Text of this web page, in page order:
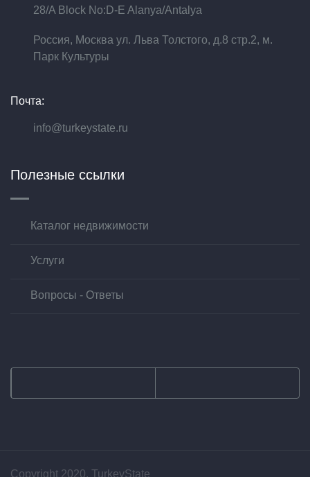
28/A Block No:D-E Alanya/Antalya
Россия, Москва ул. Льва Толстого, д.8 стр.2, м.
Парк Культуры
Почта:
info@turkeystate.ru
Полезные ссылки
Каталог недвижимости
Услуги
Вопросы - Ответы
Copyright 2020. TurkeyState